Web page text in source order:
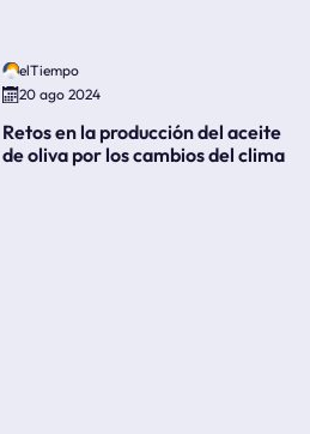
elTiempo
20 ago 2024
Retos en la producción del aceite
de oliva por los cambios del clima